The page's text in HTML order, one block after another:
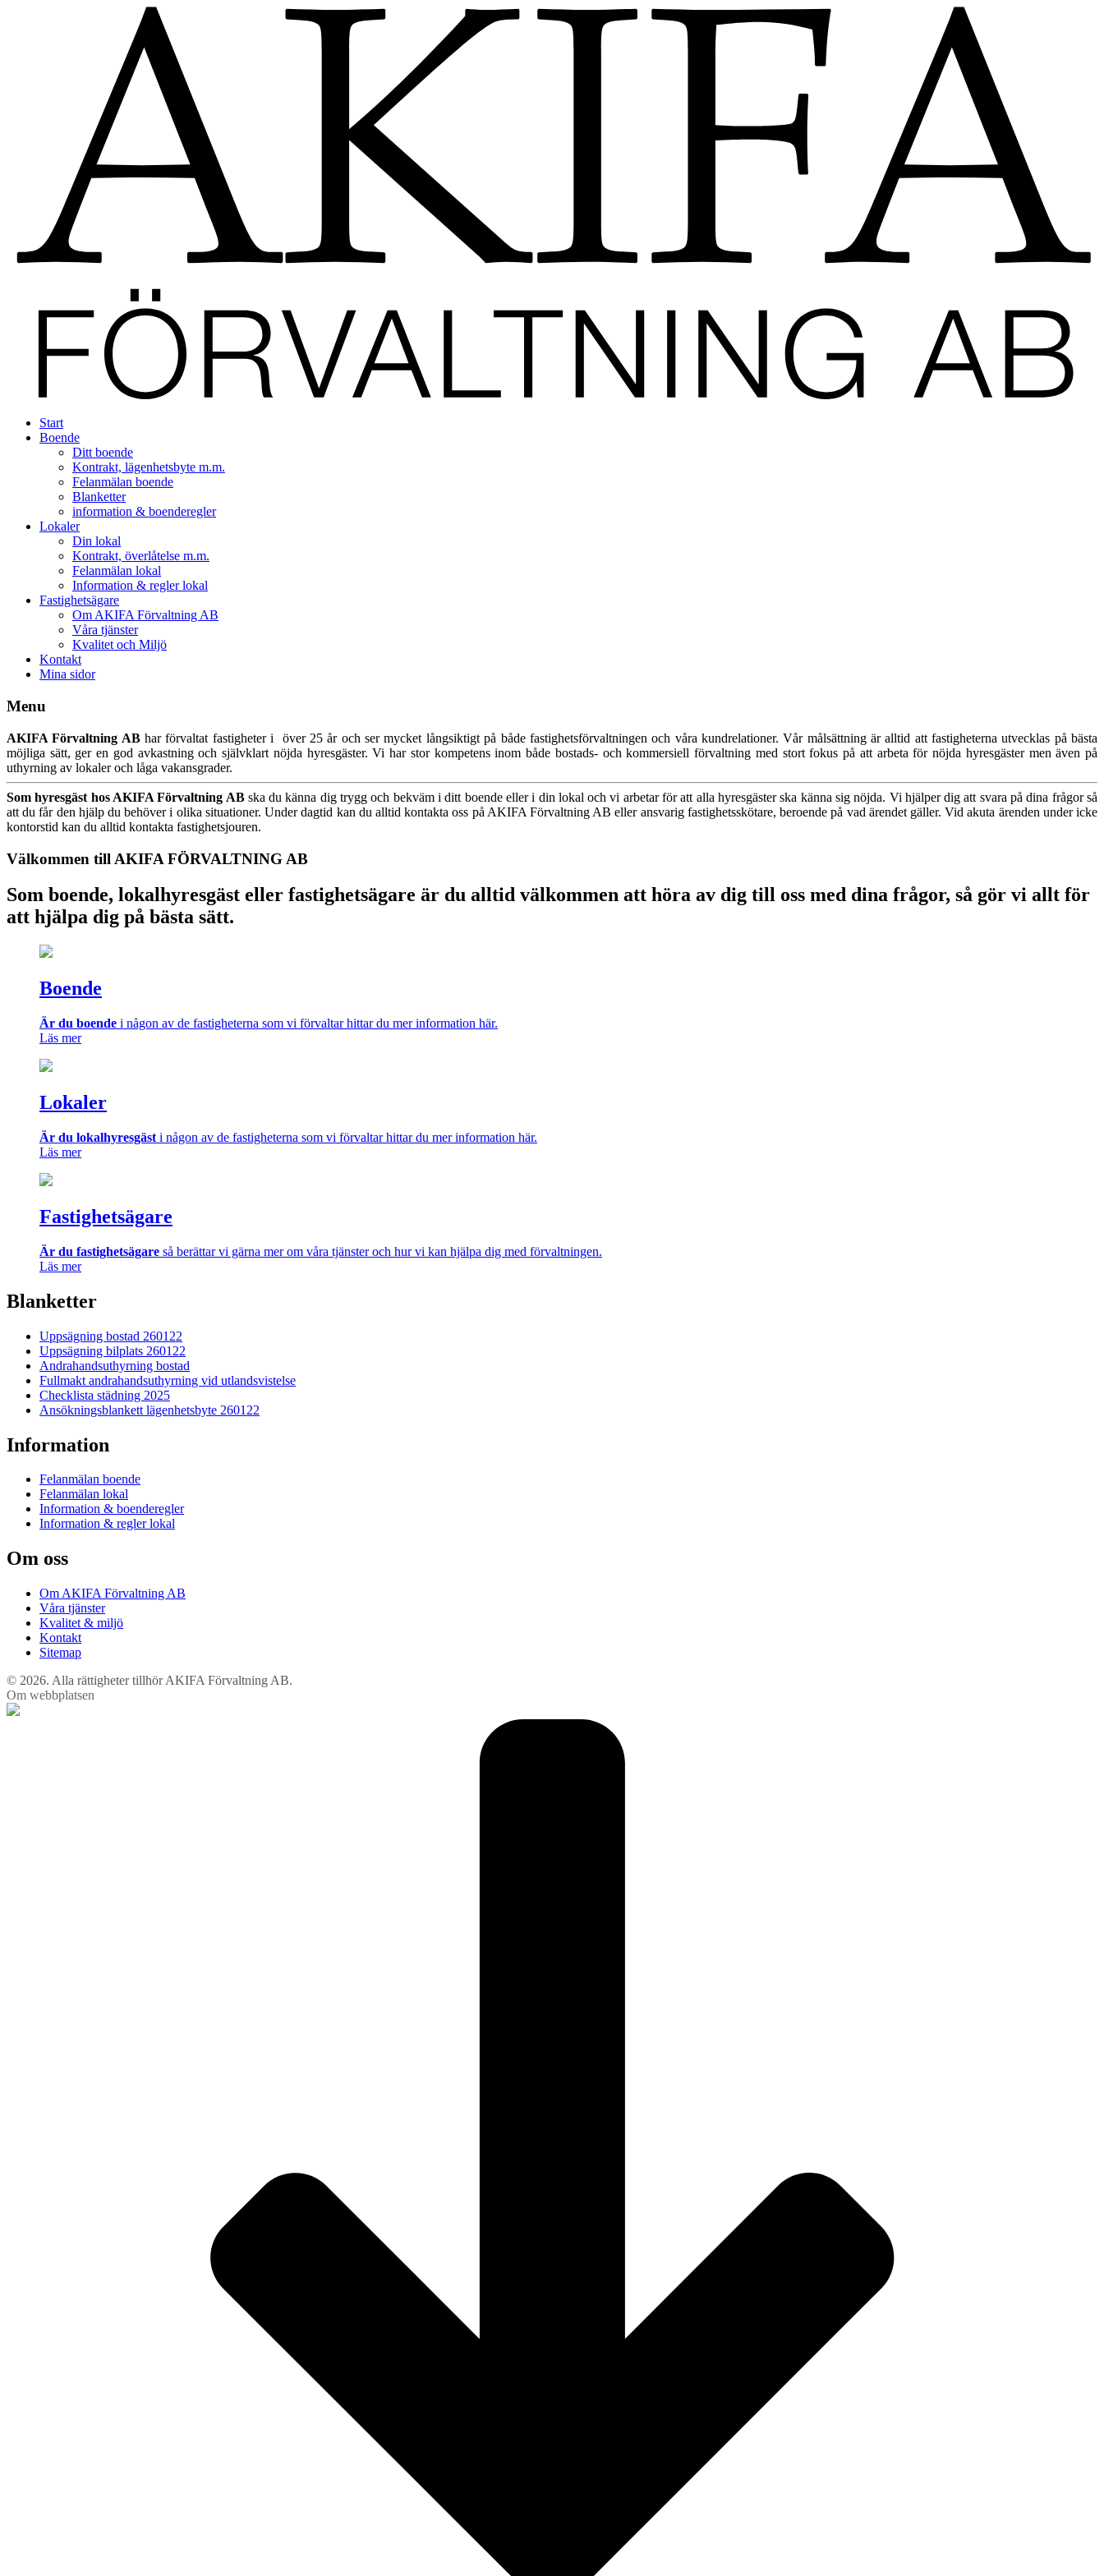
Start
Boende
Ditt boende
Kontrakt, lägenhetsbyte m.m.
Felanmälan boende
Blanketter
information & boenderegler
Lokaler
Din lokal
Kontrakt, överlåtelse m.m.
Felanmälan lokal
Information & regler lokal
Fastighetsägare
Om AKIFA Förvaltning AB
Våra tjänster
Kvalitet och Miljö
Kontakt
Mina sidor
Menu
AKIFA Förvaltning ABhar förvaltat fastigheter i över 25 år och ser mycket långsiktigt på både fastighetsförvaltningen och våra kundrelationer. Vår målsättning är alltid att fastigheterna utvecklas på bästa
möjliga sätt, ger en god avkastning och självklart nöjda hyresgäster. Vi har stor kompetens inom både bostads- och kommersiell förvaltning med stort fokus på att arbeta för nöjda hyresgäster men även på
uthyrning av lokaler och låga vakansgrader.
Som hyresgäst hos AKIFA Förvaltning AB ska du känna dig trygg och bekväm i ditt boende eller i din lokal och vi arbetar för att alla hyresgäster ska känna sig nöjda. Vi hjälper dig att svara på dina frågor så
att du får den hjälp du behöver i olika situationer. Under dagtid kan du alltid kontakta oss på AKIFA Förvaltning AB eller ansvarig fastighetsskötare, beroende på vad ärendet gäller. Vid akuta ärenden under icke
kontorstid kan du alltid kontakta fastighetsjouren.
Välkommen till AKIFA FÖRVALTNING AB
Som boende, lokalhyresgäst eller fastighetsägare är du alltid välkommen att höra av dig till oss med dina frågor, så gör vi allt för
att hjälpa dig på bästa sätt.
Boende
Är du boende i någon av de fastigheterna som vi förvaltar hittar du mer information här.
Läs mer
Lokaler
Är du lokalhyresgäst i någon av de fastigheterna som vi förvaltar hittar du mer information här.
Läs mer
Fastighetsägare
Är du fastighetsägare så berättar vi gärna mer om våra tjänster och hur vi kan hjälpa dig med förvaltningen.
Läs mer
Blanketter
Uppsägning bostad 260122
Uppsägning bilplats 260122
Andrahandsuthyrning bostad
Fullmakt andrahandsuthyrning vid utlandsvistelse
Checklista städning 2025
Ansökningsblankett lägenhetsbyte 260122
Information
Felanmälan boende
Felanmälan lokal
Information & boenderegler
Information & regler lokal
Om oss
Om AKIFA Förvaltning AB
Våra tjänster
Kvalitet & miljö
Kontakt
Sitemap
© 2026. Alla rättigheter tillhör AKIFA Förvaltning AB.
Om webbplatsen